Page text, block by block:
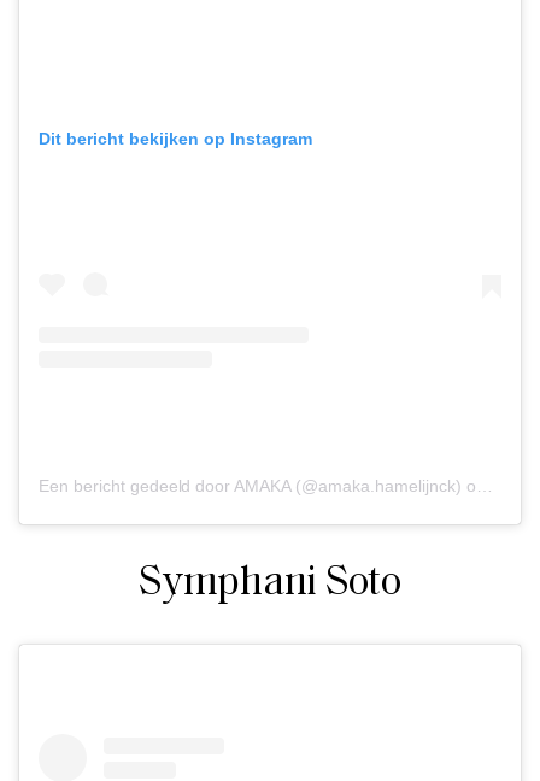
Dit bericht bekijken op Instagram
Een bericht gedeeld door AMAKA (@amaka.hamelijnck) op 30
Symphani Soto